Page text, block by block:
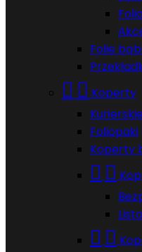
Folie
  Koperty
Foliopaki
Koperty
 
 